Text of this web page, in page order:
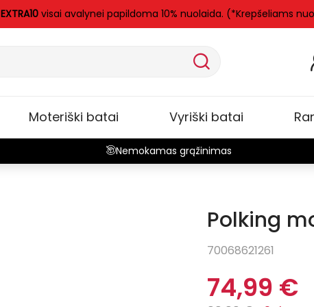
EXTRA10 visai avalynei papildoma 10% nuolaida. (*Krepšeliams nuo
Moteriški batai Vyriški batai
Nemokamas grąžinimas
Polking
70068621261
74,99 €